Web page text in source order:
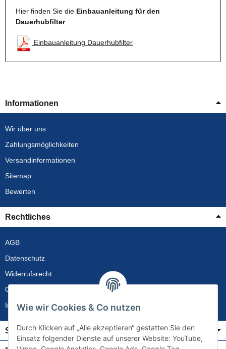
Hier finden Sie die Einbauanleitung für den
Dauerhubfilter
Einbauanleitung Dauerhubfilter
Informationen
Wir über uns
Zahlungsmöglichkeiten
Versandinformationen
Sitemap
Bewerten
Rechtliches
AGB
Datenschutz
Widerrufsrecht
Gewährleistung
Impressum
Service
Wie wir Cookies & Co nutzen
Durch Klicken auf „Alle akzeptieren“ gestatten Sie den
Einsatz folgender Dienste auf unserer Website: YouTube,